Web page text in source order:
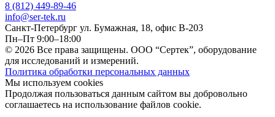
8 (812) 449-89-46
info@ser-tek.ru
Санкт-Петербург ул. Бумажная, 18, офис B-203
Пн–Пт 9:00–18:00
© 2026 Все права защищены. ООО “Сертек”, оборудование
для исследований и измерений.
Политика обработки персональных данных
Мы используем cookies
Продолжая пользоваться данным сайтом вы добровольно
соглашаетесь на использование файлов cookie.